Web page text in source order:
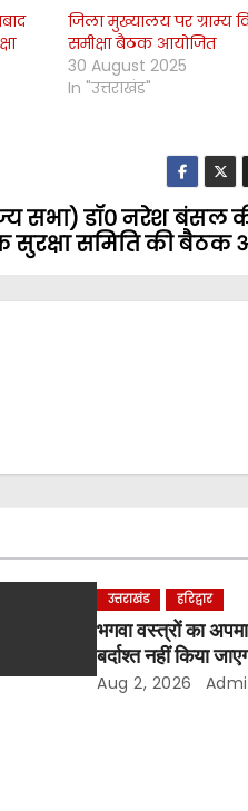
जिला मुख्यालय पर ग्राम्य
समीक्षा बैठक आयोजित
30 August 2025
In "उत्तराखंड"
सभा) डॉ० नरेश बंसल
सुरक्षा समिति की बैठक
उत्तराखंड हरिद्वार
भगवा वस्त्रों का
बर्दाश्त नहीं किया
श्रीमहंत डॉ. रविंद्र
Aug 2, 2026